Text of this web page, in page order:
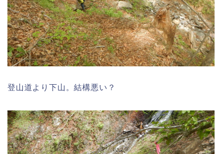
登山道より下山。結構悪い？